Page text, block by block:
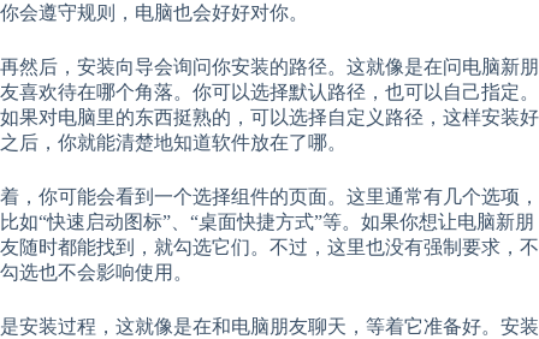
你会遵守规则，电脑也会好好对你。
再然后，安装向导会询问你安装的路径。这就像是在问电脑新朋
友喜欢待在哪个角落。你可以选择默认路径，也可以自己指定。
如果对电脑里的东西挺熟的，可以选择自定义路径，这样安装好
之后，你就能清楚地知道软件放在了哪。
着，你可能会看到一个选择组件的页面。这里通常有几个选项，
比如“快速启动图标”、“桌面快捷方式”等。如果你想让电脑新朋
友随时都能找到，就勾选它们。不过，这里也没有强制要求，不
勾选也不会影响使用。
是安装过程，这就像是在和电脑朋友聊天，等着它准备好。安装